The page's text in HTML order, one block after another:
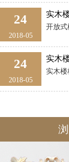
24
2018-05
实木
24
2018-05
实木